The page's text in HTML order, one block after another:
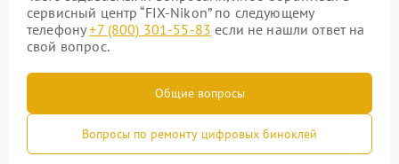
сервисный центр “FIX-Nikon” по следующему
телефону+7 (800) 301-55-83 если не нашли ответ на
свой вопрос.
Общие вопросы
Вопросы по ремонту цифровых биноклей